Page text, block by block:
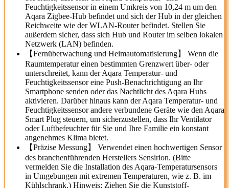
Feuchtigkeitssensor in einem Umkreis von 10,24 m um den
Aqara Zigbee-Hub befindet und sich der Hub in der gleichen
Reichweite wie der WLAN-Router befindet. Stellen Sie
außerdem sicher, dass sich Hub und Router im selben lokalen
Netzwerk (LAN) befinden.
【Fernüberwachung und Heimautomatisierung】 Wenn die
Raumtemperatur einen bestimmten Grenzwert über- oder
unterschreitet, kann der Aqara Temperatur- und
Feuchtigkeitssensor eine Push-Benachrichtigung an Ihr
Smartphone senden oder das Nachtlicht des Aqara Hubs
aktivieren. Darüber hinaus kann der Aqara Temperatur- und
Feuchtigkeitssensor andere verbundene Geräte wie den Aqara
Smart Plug steuern, um sicherzustellen, dass Ihr Ventilator
oder Luftbefeuchter für Sie und Ihre Familie ein konstant
angenehmes Klima bietet.
【Präzise Messung】 Verwendet einen hochwertigen Sensor
des branchenführenden Herstellers Sensirion. (Bitte
vermeiden Sie die Installation des Aqara-Temperatursensors
in Umgebungen mit extremen Temperaturen, wie z. B. im
Kühlschrank.) Hinweis: Ziehen Sie die Kunststoff-